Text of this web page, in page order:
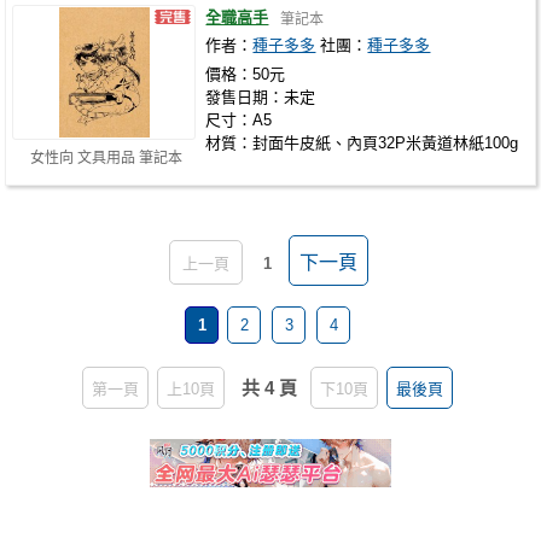
女性向 文具用品 筆記本
全職高手 筆記本
作者：種子多多 社團：種子多多
價格：50元
發售日期：未定
尺寸：A5
材質：封面牛皮紙、內頁32P米黃道林紙100g
上一頁 1 下一頁
1 2 3 4
第一頁 上10頁 共 4 頁 下10頁 最後頁